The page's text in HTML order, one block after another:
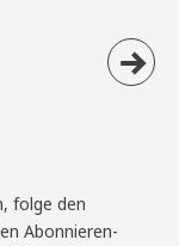
folge den
Abonnieren-